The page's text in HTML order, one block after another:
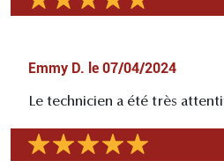
Emmy D. le 07/04/2024
Le technicien a été très